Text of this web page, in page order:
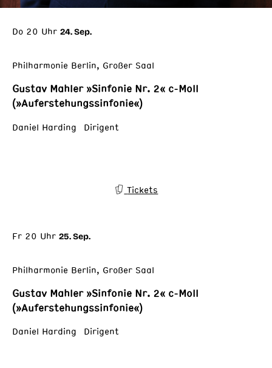
Do 20 Uhr 24. Sep.
Philharmonie Berlin, Großer Saal
Gustav Mahler »Sinfonie Nr. 2« c-Moll
(»Auferstehungssinfonie«)
Daniel Harding Dirigent
Tickets
Fr 20 Uhr 25. Sep.
Philharmonie Berlin, Großer Saal
Gustav Mahler »Sinfonie Nr. 2« c-Moll
(»Auferstehungssinfonie«)
Daniel Harding Dirigent